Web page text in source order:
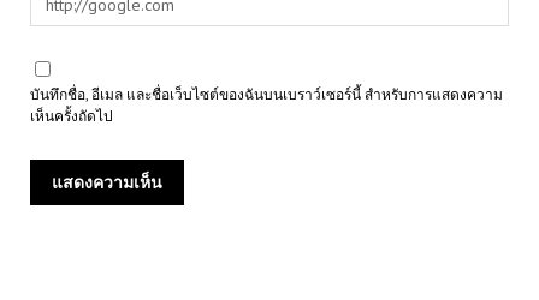
บันทึกชื่อ, อีเมล และชื่อเว็บไซต์ของฉันบนเบราว์เซอร์นี้ สำหรับการแสดงความ
เห็นครั้งถัดไป